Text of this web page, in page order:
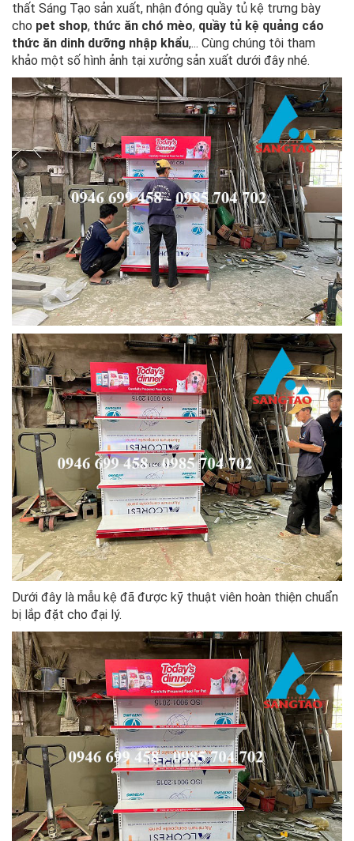
thất Sáng Tạo sản xuất, nhận đóng quầy tủ kệ trưng bày
cho pet shop, thức ăn chó mèo, quầy tủ kệ quảng cáo
thức ăn dinh dưỡng nhập khẩu,... Cùng chúng tôi tham
khảo một số hình ảnh tại xưởng sản xuất dưới đây nhé.
Dưới đây là mẫu kệ đã được kỹ thuật viên hoàn thiện chuẩn
bị lắp đặt cho đại lý.